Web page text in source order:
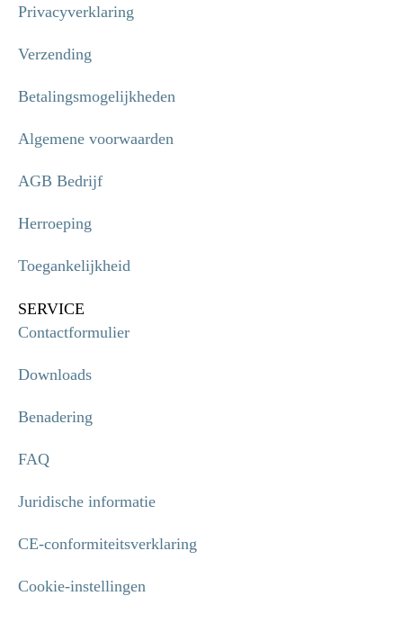
Privacyverklaring
Verzending
Betalingsmogelijkheden
Algemene voorwaarden
AGB Bedrijf
Herroeping
Toegankelijkheid
SERVICE
Contactformulier
Downloads
Benadering
FAQ
Juridische informatie
CE-conformiteitsverklaring
Cookie-instellingen